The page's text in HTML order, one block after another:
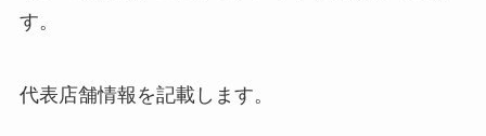
す。
代表店舗情報を記載します。